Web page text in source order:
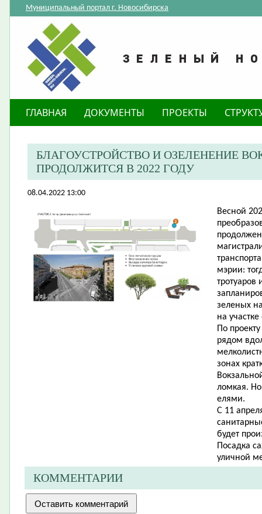
Муниципальный портал г. Новосибирска
ГЛАВНАЯ ДОКУМЕНТЫ ПРОЕКТЫ
БЛАГОУСТРОЙСТВО И ОЗЕЛЕНЕНИЕ
ПРОДОЛЖИТСЯ В 2022 ГОДУ
08.04.2022 13:00
​Весной
мэрии:
тротуаров
зеленых
на
По
рядом
зонах
ломкая.
елями.
С 11
будет
Посадка
уличной
КОММЕНТАРИИ